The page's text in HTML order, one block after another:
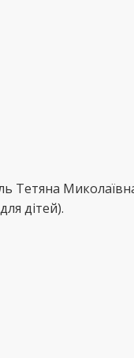
Тетяна
дітей).